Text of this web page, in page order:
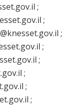
;
;
;
;
;
;
;
;